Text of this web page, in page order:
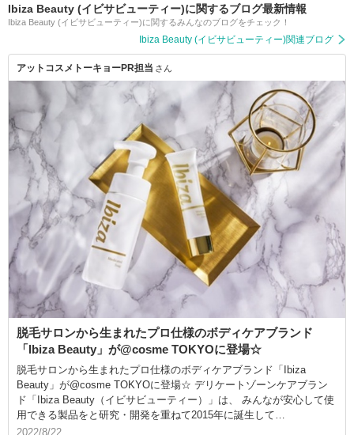
Ibiza Beauty (イビサビューティー)に関するブログ最新情報
Ibiza Beauty (イビサビューティー)に関するみんなのブログをチェック！
Ibiza Beauty (イビサビューティー)関連ブログ
アットコスメトーキョーPR担当 さん
脱毛サロンから生まれたプロ仕様のボディケアブランド
「Ibiza Beauty」が@cosme TOKYOに登場☆
脱毛サロンから生まれたプロ仕様のボディケアブランド「Ibiza
Beauty」が@cosme TOKYOに登場☆ デリケートゾーンケアブラン
ド「Ibiza Beauty（イビサビューティー）」は、 みんなが安心して使
用できる製品をと研究・開発を重ねて2015年に誕生して…
2022/8/22